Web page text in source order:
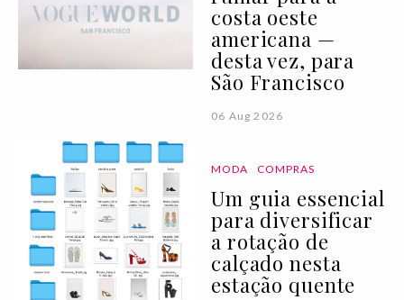
costa oeste
americana —
desta vez, para
São Francisco
06 Aug 2026
MODA COMPRAS
Um guia essencial
para diversificar
a rotação de
calçado nesta
estação quente